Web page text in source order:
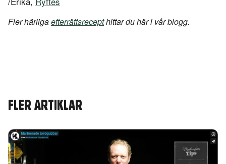
Fler härligaefterrättsrecepthittar du här i vår blogg.
FLER ARTIKLAR